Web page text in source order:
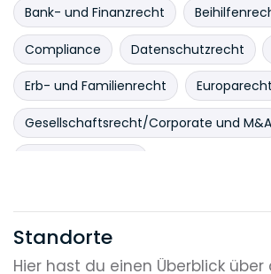
Bank- und Finanzrecht
Compliance Datenschutzrecht
Erb- und Familienrecht Europarecht
Gesellschaftsrecht/Corporate und M&A
(IP)
Gewinnspiel-/ Glücksspielrecht
Standorte
Hier hast du einen Überblick